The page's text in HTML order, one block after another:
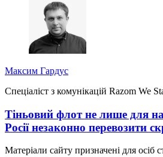
Максим Гардус
Спеціаліст з комунікацій Razom We
Тіньовий флот не лише для
Росії незаконно перевозити
Матеріали сайту призначені для осіб